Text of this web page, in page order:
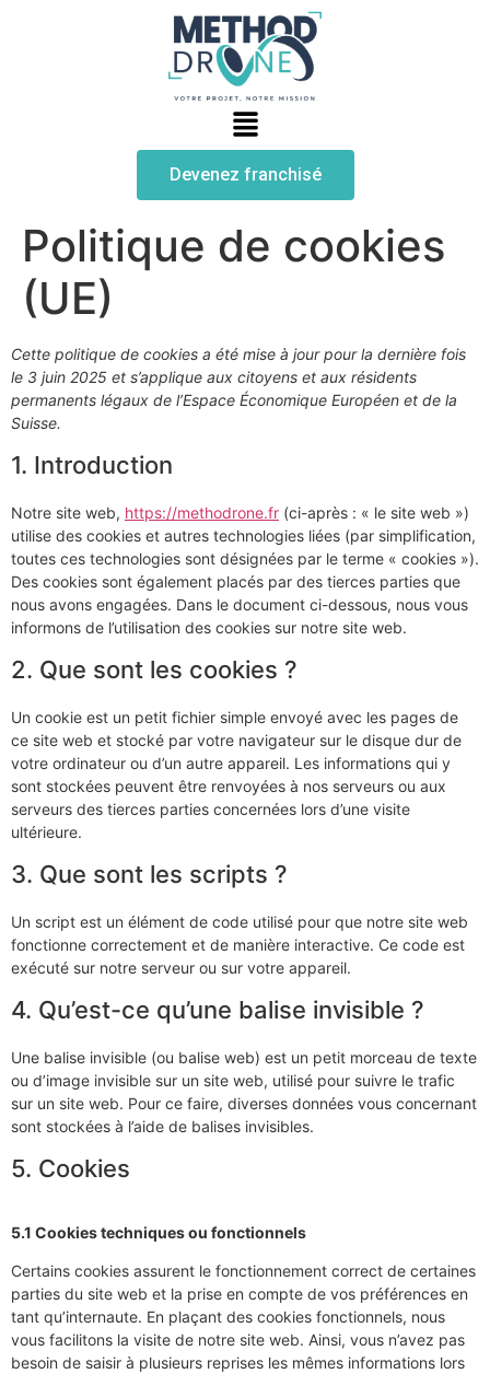
Devenez franchisé
Politique de cookies
(UE)
Cette politique de cookies a été mise à jour pour la dernière fois
le 3 juin 2025 et s’applique aux citoyens et aux résidents
permanents légaux de l’Espace Économique Européen et de la
Suisse.
1. Introduction
Notre site web, https://methodrone.fr (ci-après : « le site web »)
utilise des cookies et autres technologies liées (par simplification,
toutes ces technologies sont désignées par le terme « cookies »).
Des cookies sont également placés par des tierces parties que
nous avons engagées. Dans le document ci-dessous, nous vous
informons de l’utilisation des cookies sur notre site web.
2. Que sont les cookies ?
Un cookie est un petit fichier simple envoyé avec les pages de
ce site web et stocké par votre navigateur sur le disque dur de
votre ordinateur ou d’un autre appareil. Les informations qui y
sont stockées peuvent être renvoyées à nos serveurs ou aux
serveurs des tierces parties concernées lors d’une visite
ultérieure.
3. Que sont les scripts ?
Un script est un élément de code utilisé pour que notre site web
fonctionne correctement et de manière interactive. Ce code est
exécuté sur notre serveur ou sur votre appareil.
4. Qu’est-ce qu’une balise invisible ?
Une balise invisible (ou balise web) est un petit morceau de texte
ou d’image invisible sur un site web, utilisé pour suivre le trafic
sur un site web. Pour ce faire, diverses données vous concernant
sont stockées à l’aide de balises invisibles.
5. Cookies
5.1 Cookies techniques ou fonctionnels
Certains cookies assurent le fonctionnement correct de certaines
parties du site web et la prise en compte de vos préférences en
tant qu’internaute. En plaçant des cookies fonctionnels, nous
vous facilitons la visite de notre site web. Ainsi, vous n’avez pas
besoin de saisir à plusieurs reprises les mêmes informations lors